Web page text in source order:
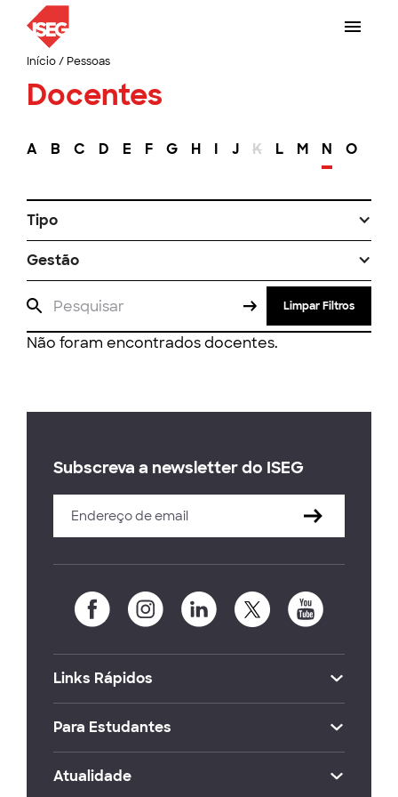
Início/ Pessoas
Docentes
A B C D E F G H I J K L M N O
Tipo
Gestão
Limpar Filtros
Não foram encontrados docentes.
Subscreva a newsletter do ISEG
Links Rápidos
Para Estudantes
Atualidade